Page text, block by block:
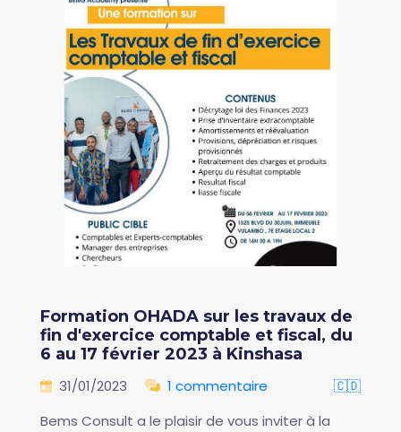
Formation OHADA sur les travaux de
fin d'exercice comptable et fiscal, du
6 au 17 février 2023 à Kinshasa
31/01/2023 1 commentaire
🇨🇩
Bems Consult a le plaisir de vous inviter à la